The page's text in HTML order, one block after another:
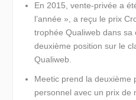
En 2015,vente-privée a
l’année », a reçu le prix
trophée Qualiweb dans sa
deuxième position sur le
Qualiweb.
Meetic prend la deuxième
personnel avec un prix de